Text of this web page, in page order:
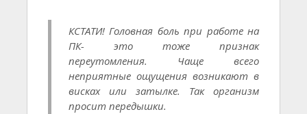
КСТАТИ! Головная боль при работе на
ПК- это тоже признак
переутомления. Чаще всего
неприятные ощущения возникают в
висках или затылке. Так организм
просит передышки.